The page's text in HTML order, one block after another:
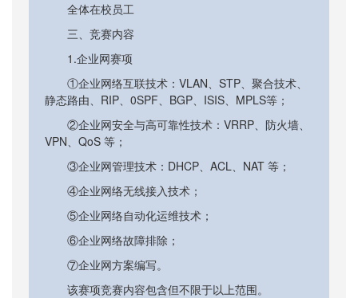
全体在校员工
三、竞赛内容
1.企业网赛项
①企业网络互联技术：VLAN、STP、聚合技术、
静态路由、RIP、0SPF、BGP、ISIS、MPLS等；
②企业网安全与高可靠性技术：VRRP、防火墙、
VPN、QoS 等；
③企业网管理技术：DHCP、ACL、NAT 等；
④企业网络无线接入技术；
⑤企业网络自动化运维技术；
⑥企业网络故障排除；
⑦企业网方案编写。
该赛项竞赛内容包含但不限于以上范围。